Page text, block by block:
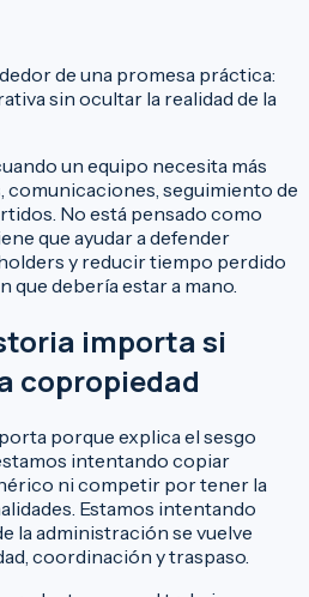
de una promesa práctica:
sin ocultar la realidad de la
un equipo necesita más
seguimiento de
No está pensado como
que ayudar a defender
y reducir tiempo perdido
debería estar a mano.
importa si
copropiedad
porque explica el sesgo
intentando copiar
ni competir por tener la
Estamos intentando
la administración se vuelve
coordinación y traspaso.